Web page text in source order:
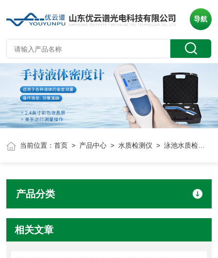
导航
当前位置：首页 > 产品中心 >水质检测仪 > 泳池水质检测仪
产品分类
相关文章